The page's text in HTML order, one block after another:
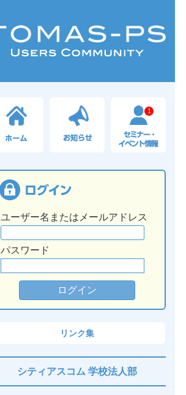
1
ユーザー名またはメールアドレス
パスワード
リンク集
シティアスコム 学校法人部